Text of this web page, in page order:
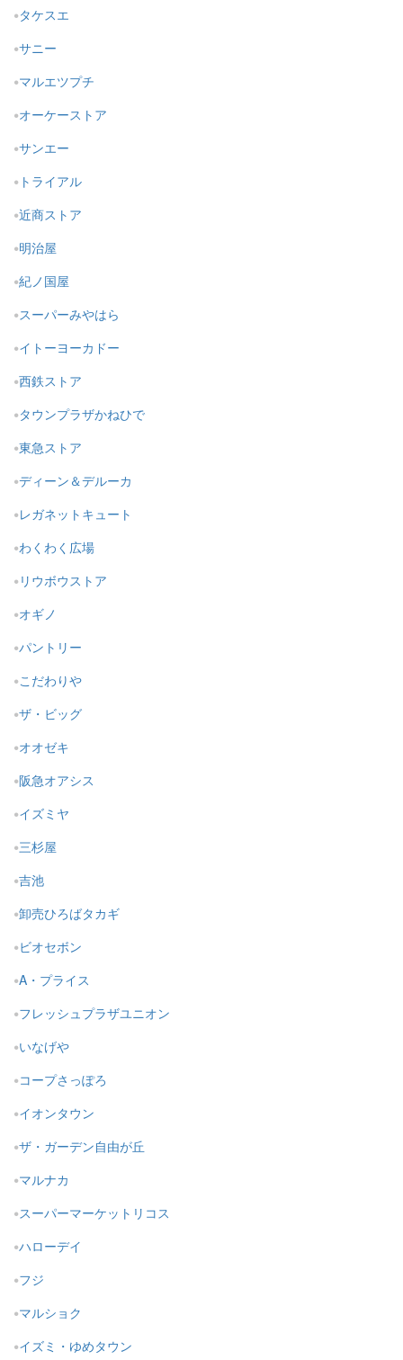
タケスエ
サニー
マルエツプチ
オーケーストア
サンエー
トライアル
近商ストア
明治屋
紀ノ国屋
スーパーみやはら
イトーヨーカドー
西鉄ストア
タウンプラザかねひで
東急ストア
ディーン＆デルーカ
レガネットキュート
わくわく広場
リウボウストア
オギノ
パントリー
こだわりや
ザ・ビッグ
オオゼキ
阪急オアシス
イズミヤ
三杉屋
吉池
卸売ひろばタカギ
ビオセボン
A・プライス
フレッシュプラザユニオン
いなげや
コープさっぽろ
イオンタウン
ザ・ガーデン自由が丘
マルナカ
スーパーマーケットリコス
ハローデイ
フジ
マルショク
イズミ・ゆめタウン